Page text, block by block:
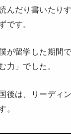
んだり書いたり
です。
が留学した期間
力」でした。
後は、リーディ
。